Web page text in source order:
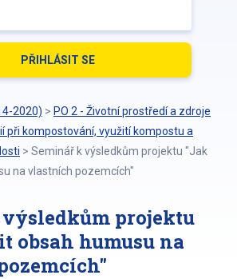
2020) > PO 2 - Životní prostředí a zdroje
při kompostování, využití kompostu a
> Seminář k výsledkům projektu "Jak
na vlastních pozemcích"
projektu
obsah humusu na